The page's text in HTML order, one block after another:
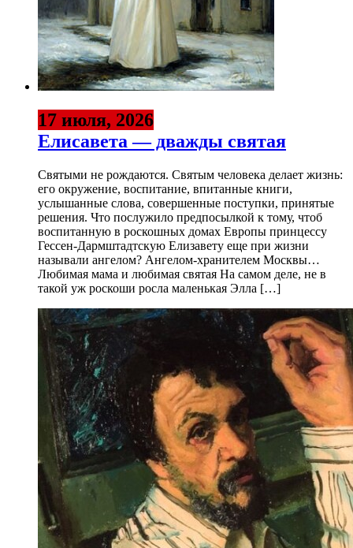
17 июля, 2026
Елисавета — дважды святая
Святыми не рождаются. Святым человека делает жизнь:
его окружение, воспитание, впитанные книги,
услышанные слова, совершенные поступки, принятые
решения. Что послужило предпосылкой к тому, чтоб
воспитанную в роскошных домах Европы принцессу
Гессен-Дармштадтскую Елизавету еще при жизни
называли ангелом? Ангелом-хранителем Москвы…
Любимая мама и любимая святая На самом деле, не в
такой уж роскоши росла маленькая Элла […]